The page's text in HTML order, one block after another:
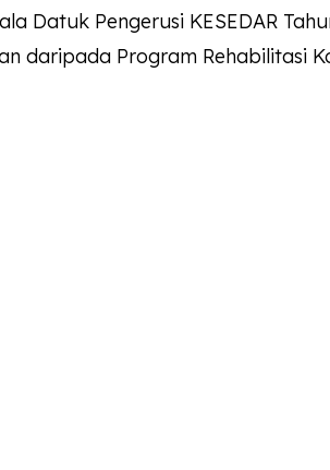
Datuk Pengerusi KESEDAR
daripada Program Rehabilitasi